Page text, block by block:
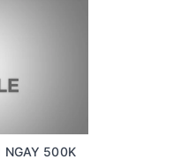
NGAY 500K